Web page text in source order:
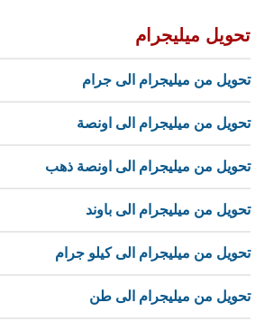
تحويل ميليجرام
تحويل من ميليجرام الى جرام
تحويل من ميليجرام الى اونصة
تحويل من ميليجرام الى اونصة ذهب
تحويل من ميليجرام الى باوند
تحويل من ميليجرام الى كيلو جرام
تحويل من ميليجرام الى طن